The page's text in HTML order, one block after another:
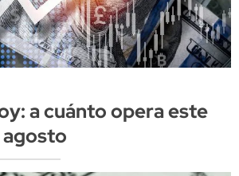
a cuánto opera este
agosto